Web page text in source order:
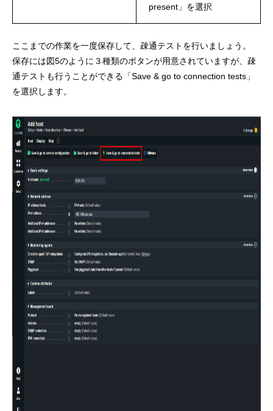
present」を選択
ここまでの作業を一度保存して、疎通テストを行いましょう。
保存には図5のように３種類のボタンが用意されていますが、疎
通テストも行うことができる「Save & go to connection tests」
を選択します。